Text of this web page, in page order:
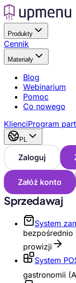
Produkty
Cennik
Materiały
Blog
Webinarium
Pomoc
Co nowego
KlienciProgram
PL
Zaloguj
Załóż konto
Sprzedawaj
System
prowizji
System
gastronomii